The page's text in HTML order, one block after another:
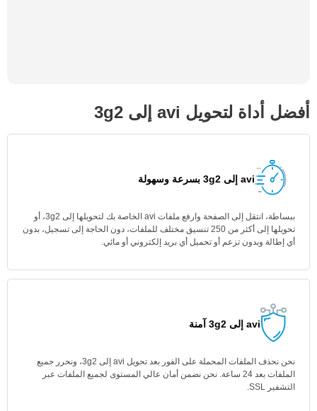
أفضل أداة لتحويل avi إلى 3g2
avi إلى 3g2 بسرعة وسهولة
ببساطة، انتقل إلى الصفحة وارفع ملفات avi الخاصة بك لتحويلها إلى 3g2، أو
تحويلها إلى أكثر من 250 تنسيق مختلف للملفات، دون الحاجة إلى تسجيل، بدون
أي إطالة وبدون تزعم أو تحميل أي بريد إلكتروني أو مائي.
avi إلى 3g2 آمنة
نحن نحذف الملفات المحملة على الفور بعد تحويل avi إلى 3g2، ونحرر جميع
الملفات بعد 24 ساعة. نحن نضمن أمان عالي المستوى لجميع الملفات عبر
التشفير SSL.